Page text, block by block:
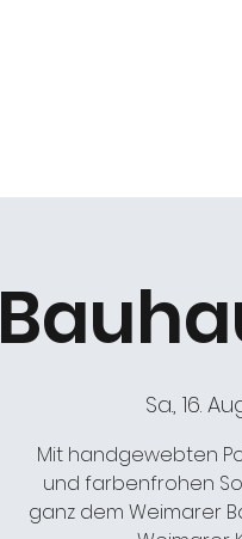
Sa., 16.
Mit handgewebten
und farbenfrohen
ganz dem Weimarer